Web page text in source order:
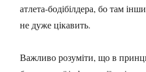
атлета-бодібілдера, бо там
не дуже цікавить.
Важливо розуміти, що в